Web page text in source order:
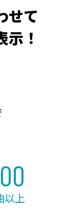
せて
！
以上